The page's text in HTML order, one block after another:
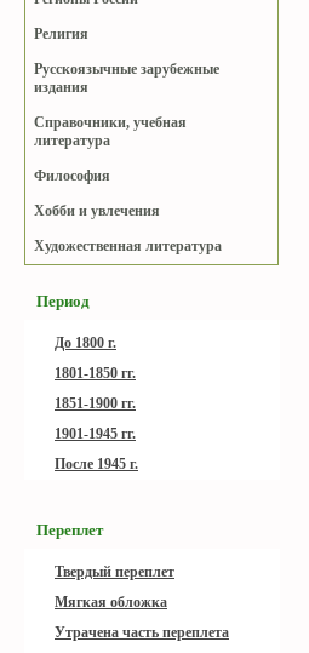
Религия
Русскоязычные зарубежные
издания
Справочники, учебная
литература
Философия
Хобби и увлечения
Художественная литература
Период
До 1800 г.
1801-1850 гг.
1851-1900 гг.
1901-1945 гг.
После 1945 г.
Переплет
Твердый переплет
Мягкая обложка
Утрачена часть переплета